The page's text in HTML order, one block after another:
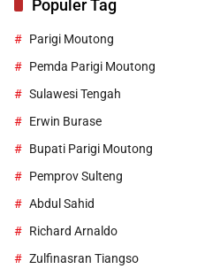
Populer Tag
Parigi Moutong
Pemda Parigi Moutong
Sulawesi Tengah
Erwin Burase
Bupati Parigi Moutong
Pemprov Sulteng
Abdul Sahid
Richard Arnaldo
Zulfinasran Tiangso